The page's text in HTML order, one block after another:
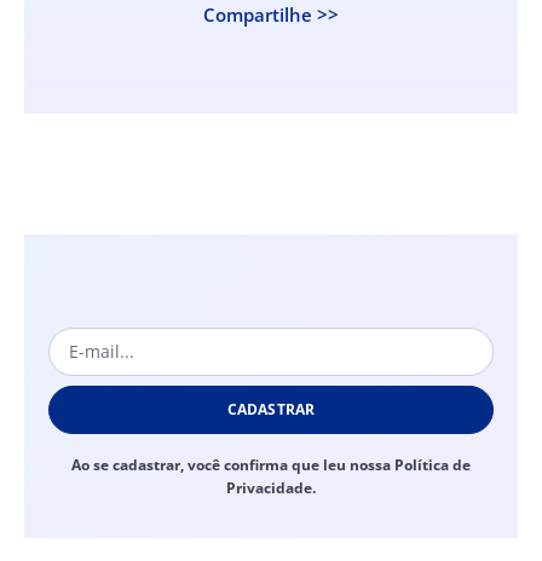
Compartilhe >>
CADASTRAR
Ao se cadastrar, você confirma que leu nossa Política de
Privacidade.